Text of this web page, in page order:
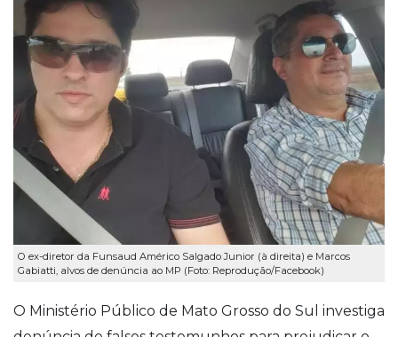
O ex-diretor da Funsaud Américo Salgado Junior (à direita) e Marcos
Gabiatti, alvos de denúncia ao MP (Foto: Reprodução/Facebook)
O Ministério Público de Mato Grosso do Sul investiga